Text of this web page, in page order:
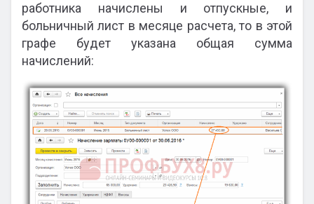
работника начислены и отпускные, и
больничный лист в месяце расчета, то в этой
графе будет указана общая сумма
начислений: